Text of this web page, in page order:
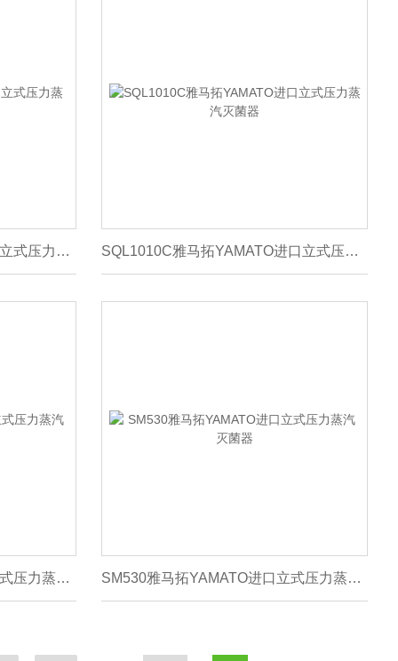
SJL810C雅马拓YAMATO进口立式压力蒸汽灭菌器 SQL1010C雅马拓YAMATO进口立式压力蒸汽灭菌器
SM830雅马拓YAMATO进口立式压力蒸汽灭菌器 SM530雅马拓YAMATO进口立式压力蒸汽灭菌器